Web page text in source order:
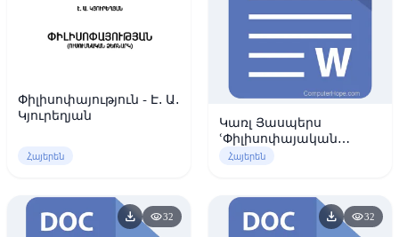
Փիլիսոփայություն - Է. Ա.
Կյուրեղյան
Հայերեն
Կառլ Յասպերս
ՙՓիլիսոփայական
հավատք՚ 1948
Հայերեն
download visibility32 download visibility32